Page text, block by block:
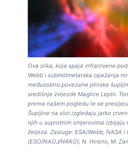
Ova slika, koja spaja infracrvene
Webb i submilimetarska opažanja
međusobno povezane plinske
središnje zvijezde Maglice Leptir.
prema našem pogledu te se
Šupljine na slici izgledaju jarko
njih u suprotnim smjerovima
željeza. Zasluge: ESA/Webb, NASA i
(ESO/NAOJ/NRAO), N. Hirano, M.